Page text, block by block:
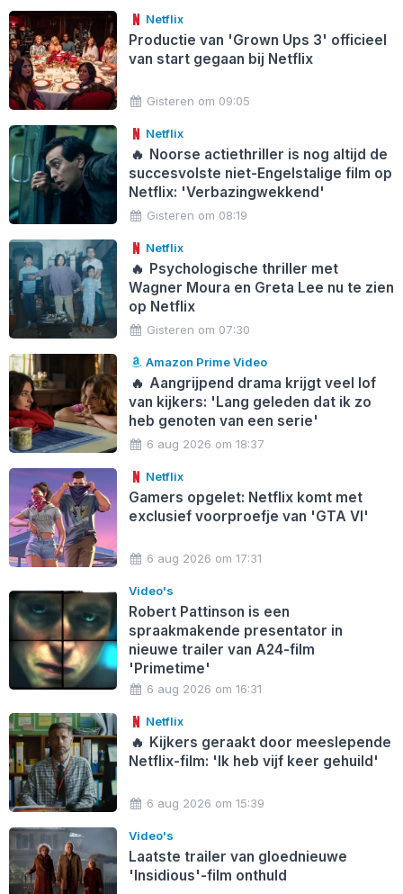
Netflix
Productie van 'Grown Ups 3' officieel
van start gegaan bij Netflix
Gisteren om 09:05
Netflix
🔥 Noorse actiethriller is nog altijd de
succesvolste niet-Engelstalige film op
Netflix: 'Verbazingwekkend'
Gisteren om 08:19
Netflix
🔥 Psychologische thriller met
Wagner Moura en Greta Lee nu te zien
op Netflix
Gisteren om 07:30
Amazon Prime Video
🔥 Aangrijpend drama krijgt veel lof
van kijkers: 'Lang geleden dat ik zo
heb genoten van een serie'
6 aug 2026 om 18:37
Netflix
Gamers opgelet: Netflix komt met
exclusief voorproefje van 'GTA VI'
6 aug 2026 om 17:31
Video's
Robert Pattinson is een
spraakmakende presentator in
nieuwe trailer van A24-film
'Primetime'
6 aug 2026 om 16:31
Netflix
🔥 Kijkers geraakt door meeslepende
Netflix-film: 'Ik heb vijf keer gehuild'
6 aug 2026 om 15:39
Video's
Laatste trailer van gloednieuwe
'Insidious'-film onthuld